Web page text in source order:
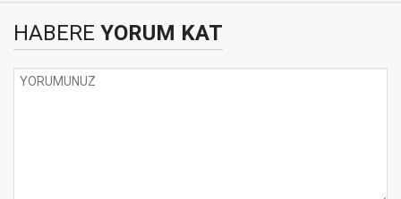
HABERE YORUM KAT